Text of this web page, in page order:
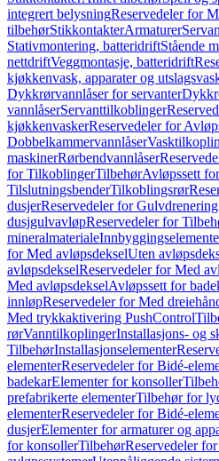
integrert belysningReservedeler for
tilbehørStikkontakterArmaturer
Stativmontering, batteridriftStående
nettdriftVeggmontasje, batteridrift
kjøkkenvask, apparater og
Dykkrørvannlåser for servanter
vannlåserServanttilkoblinger
kjøkkenvaskerReservedeler for
Dobbelkammervannlåser
maskinerRørbendvannlåser
for TilkoblingerTilbehørAvløpssett
TilslutningsbenderTilkoblingsrør
dusjerReservedeler for
dusjgulvavløpReservedeler for
mineralmateriale
for Med avløpsdekselUten
avløpsdekselReservedeler for Med
Med avløpsdekselAvløpssett for
innløpReservedeler for Med
Med trykkaktivering PushControl
rørVanntilkoplingerInstallasjons- og
TilbehørInstallasjonselementer
elementerReservedeler for Bidé-
badekarElementer for konsoller
prefabrikerte elementerTilbehør for
elementerReservedeler for Bidé-
dusjerElementer for armaturer og
for konsollerTilbehørReservedeler